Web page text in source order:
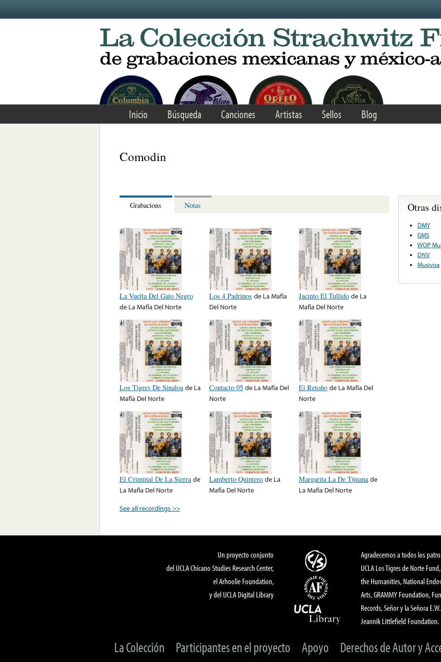
Inicio Búsqueda Canciones Artistas Sellos Blog
Comodin
Grabacions Notas
La Vuelta Del Gato Negro
de La Mafia Del Norte
Los 4 Padrinos de La Mafia
Del Norte
Jacinto El Tullido de La
Mafia Del Norte
Los Tigres De Sinaloa de La
Mafia Del Norte
Contacto 05 de La Mafia Del
Norte
El Retoño de La Mafia Del
Norte
El Criminal De La Sierra de
La Mafia Del Norte
Lamberto Quintero de La
Mafia Del Norte
Margarita La De Tijuana de
La Mafia Del Norte
See all recordings >>
Otras
DMY
GMS
WOP
DNV
Musivisa
Un proyecto conjunto
del UCLA Chicano Studies Research Center,
el Arhoolie Foundation,
y del UCLA Digital Library
Agradecemos a todos los
UCLA Los Tigres de Norte
the Humanities, National
Arts, GRAMMY Foundation,
Records, Señor y la Señora
Jeannik Littlefield Foundation.
La Colección Participantes en el proyecto Apoyo Derechos de Autor y